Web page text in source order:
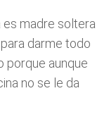
es madre soltera
darme todo
porque aunque
no se le da